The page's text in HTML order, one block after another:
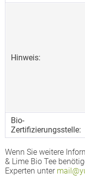
Hinweis:
Bio-
Zertifizierungsstelle:
Wenn Sie weitere
& Lime Bio Tee
Experten unter